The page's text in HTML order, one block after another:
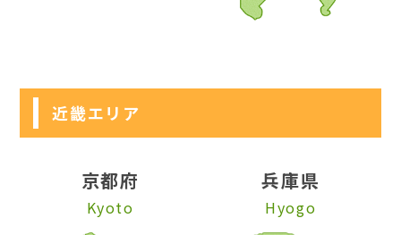
近畿エリア
京都府
Kyoto
兵庫県
Hyogo